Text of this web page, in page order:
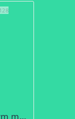
Dětské Tričko s rybářským motivem - Ryby